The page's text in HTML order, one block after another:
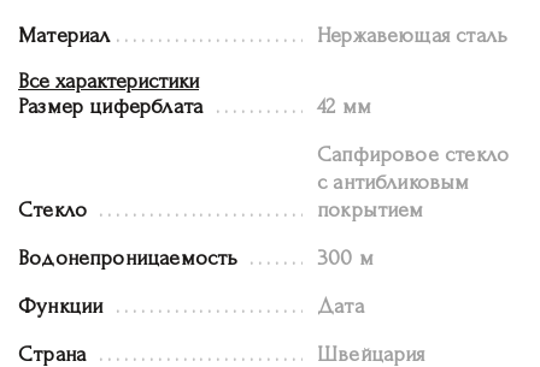
Материал
Нержавеющая сталь
Все характеристики
Размер циферблата
42 мм
Стекло
Сапфировое стекло
с антибликовым
покрытием
Водонепроницаемость 300 м
Функции Дата
Страна Швейцария